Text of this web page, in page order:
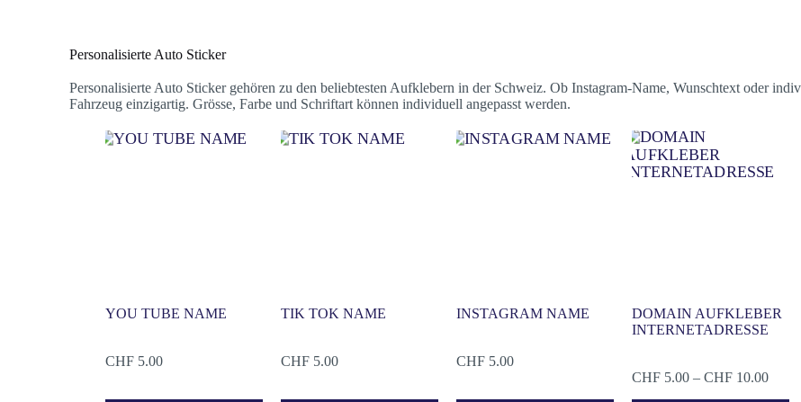
Personalisierte Auto Sticker
Personalisierte Auto Sticker gehören zu den beliebtesten Aufklebern in der Schweiz. Ob Instagram-Name, Wunschtext oder
Fahrzeug einzigartig. Grösse, Farbe und Schriftart können individuell angepasst werden.
YOU TUBE NAME
CHF 5.00
TIK TOK NAME
CHF 5.00
INSTAGRAM NAME
CHF 5.00
DOMAIN AUFKLEBER
INTERNETADRESSE
CHF5.00 – CHF10.00